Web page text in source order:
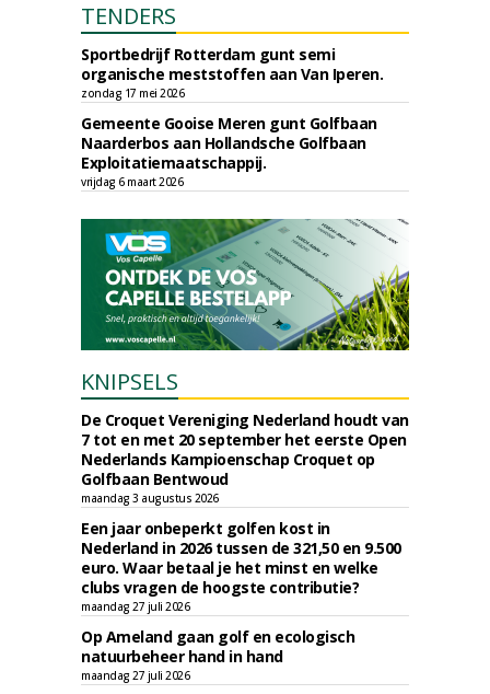
TENDERS
Sportbedrijf Rotterdam gunt semi
organische meststoffen aan Van Iperen.
zondag 17 mei 2026
Gemeente Gooise Meren gunt Golfbaan
Naarderbos aan Hollandsche Golfbaan
Exploitatiemaatschappij.
vrijdag 6 maart 2026
KNIPSELS
De Croquet Vereniging Nederland houdt van
7 tot en met 20 september het eerste Open
Nederlands Kampioenschap Croquet op
Golfbaan Bentwoud
maandag 3 augustus 2026
Een jaar onbeperkt golfen kost in
Nederland in 2026 tussen de 321,50 en 9.500
euro. Waar betaal je het minst en welke
clubs vragen de hoogste contributie?
maandag 27 juli 2026
Op Ameland gaan golf en ecologisch
natuurbeheer hand in hand
maandag 27 juli 2026